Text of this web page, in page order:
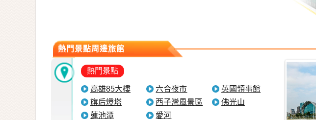
熱門景點周邊旅館
熱門景點
高雄85大樓 六合夜市
英國領事館
旗后燈塔
西子灣風景區
佛光山
蓮池潭
愛河